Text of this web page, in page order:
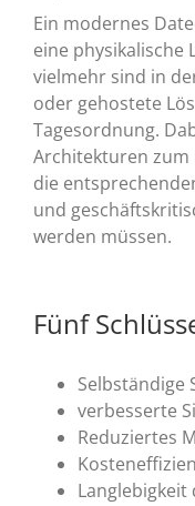
Ein modernes
eine physikalische
vielmehr sind in
oder gehostete
Tagesordnung.
Architekturen zum
die
und
werden müssen.
Fünf
Selbständige
verbesserte
Reduziertes
Langlebigkeit